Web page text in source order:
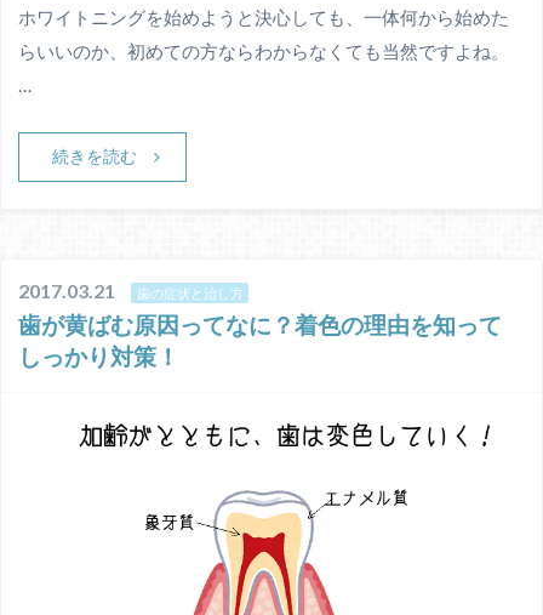
ホワイトニングを始めようと決心しても、一体何から始めた
らいいのか、初めての方ならわからなくても当然ですよね。
…
続きを読む
2017.03.21 歯の症状と治し方
歯が黄ばむ原因ってなに？着色の理由を知って
しっかり対策！